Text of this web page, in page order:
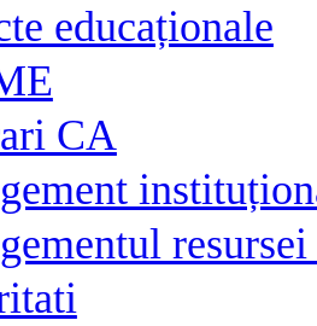
educaționale
CA
resursei